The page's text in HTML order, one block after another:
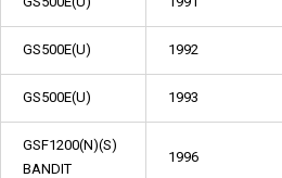
GS500E(U) 1992
GS500E(U) 1993
GSF1200(N)(S)
BANDIT
1996